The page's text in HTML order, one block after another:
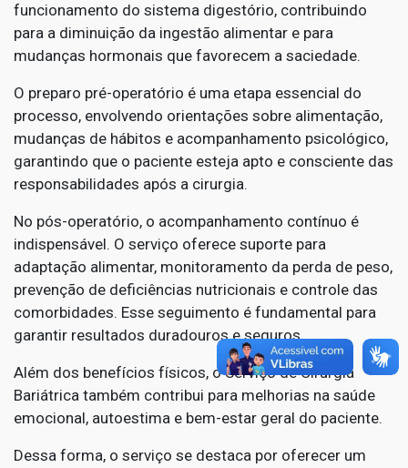
funcionamento do sistema digestório, contribuindo
para a diminuição da ingestão alimentar e para
mudanças hormonais que favorecem a saciedade.
O preparo pré-operatório é uma etapa essencial do
processo, envolvendo orientações sobre alimentação,
mudanças de hábitos e acompanhamento psicológico,
garantindo que o paciente esteja apto e consciente das
responsabilidades após a cirurgia.
No pós-operatório, o acompanhamento contínuo é
indispensável. O serviço oferece suporte para
adaptação alimentar, monitoramento da perda de peso,
prevenção de deficiências nutricionais e controle das
comorbidades. Esse seguimento é fundamental para
garantir resultados duradouros e seguros.
Além dos benefícios físicos, o Serviço de Cirurgia
Bariátrica também contribui para melhorias na saúde
emocional, autoestima e bem-estar geral do paciente.
Dessa forma, o serviço se destaca por oferecer um